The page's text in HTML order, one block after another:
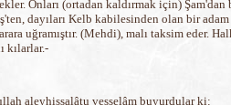
Onları (ortadan kaldırmak için)
dayıları Kelb kabilesinden olan bir
uğramıştır. (Mehdi), malı taksim eder.
kılarlar.-
aleyhissalâtu vesselâm buyurdular ki: